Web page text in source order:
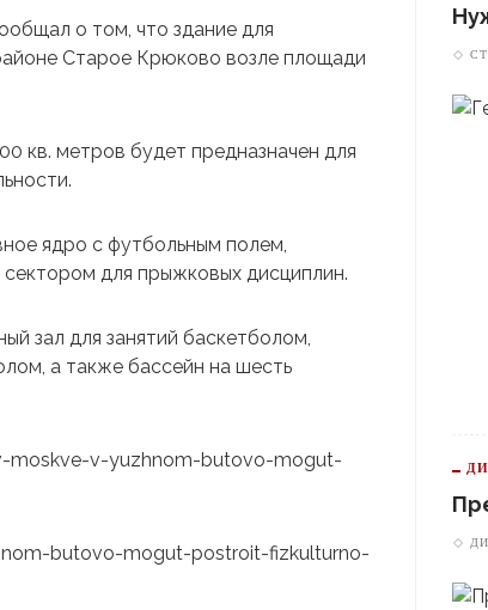
о том, что здание для
Старое Крюково возле площади
кв. метров будет предназначен для
ядро с футбольным полем,
для прыжковых дисциплин.
зал для занятий баскетболом,
а также бассейн на шесть
moskve-v-yuzhnom-butovo-mogut-
butovo-mogut-postroit-fizkulturno-